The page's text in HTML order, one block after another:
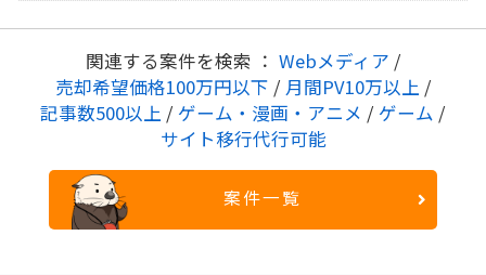
関連する案件を検索 ： Webメディア /
売却希望価格100万円以下 / 月間PV10万以上 /
記事数500以上 / ゲーム・漫画・アニメ / ゲーム /
サイト移行代行可能
案件一覧